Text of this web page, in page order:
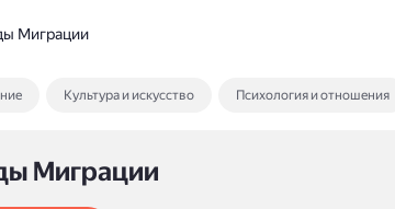
Миграции
Культура и искусство Психология и отношения
Миграции